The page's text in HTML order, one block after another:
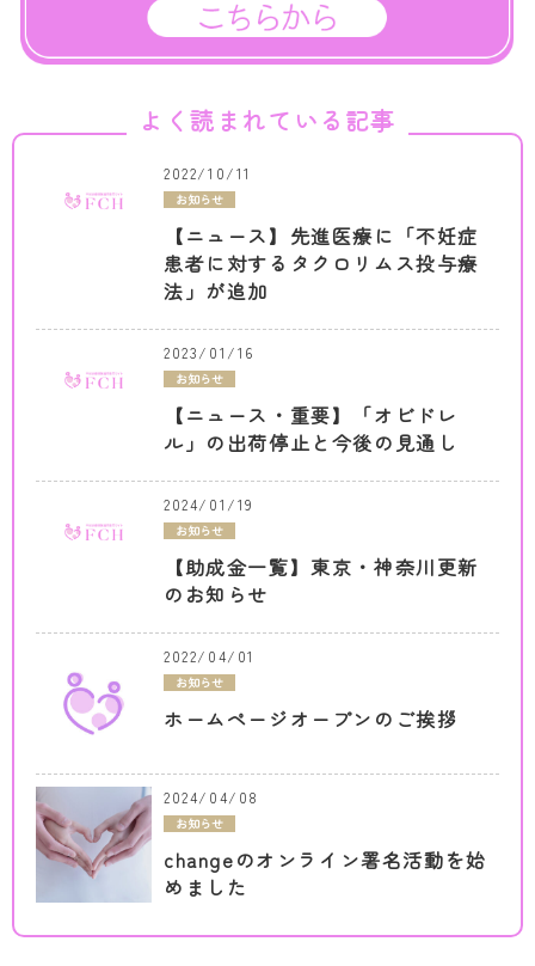
よく読まれている記事
2022/10/11
お知らせ
【ニュース】先進医療に「不妊症
患者に対するタクロリムス投与療
法」が追加
2023/01/16
お知らせ
【ニュース・重要】「オビドレ
ル」の出荷停止と今後の見通し
2024/01/19
お知らせ
【助成金一覧】東京・神奈川更新
のお知らせ
2022/04/01
お知らせ
ホームページオープンのご挨拶
2024/04/08
お知らせ
changeのオンライン署名活動を始
めました